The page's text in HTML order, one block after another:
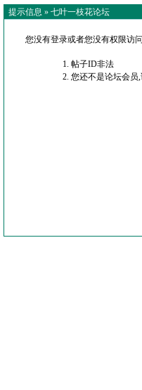
提示信息 » 七叶一枝花论坛
您没有登录或者您没有权限访
帖子ID非法
您还不是论坛会员